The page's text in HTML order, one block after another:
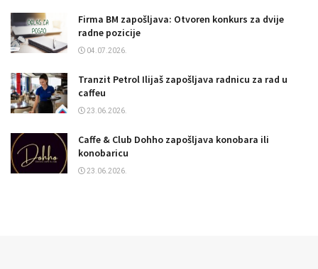
Firma BM zapošljava: Otvoren konkurs za dvije
radne pozicije
04.07.2026.
Tranzit Petrol Ilijaš zapošljava radnicu za rad u
caffeu
23.06.2026.
Caffe & Club Dohho zapošljava konobara ili
konobaricu
23.06.2026.